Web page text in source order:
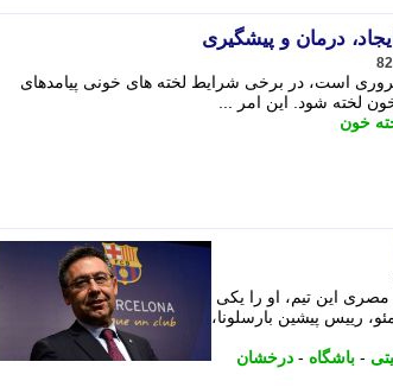
درمان و پیشگیری
است، در برخی شرایط لخته های خونی پیامدهای
لخته شود. این امر ...
خون
مصری این تیم، او را یکی
رییس پیشین بارسلونا،
- باشگاه - درخشان